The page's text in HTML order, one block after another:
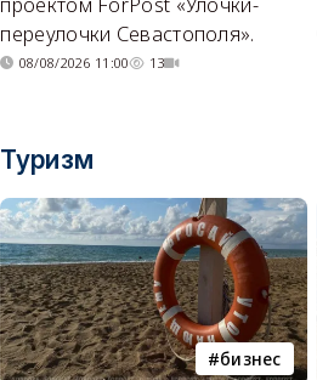
проектом ForPost «Улочки-
переулочки Севастополя».
08/08/2026 11:00 13
Туризм
бизнес